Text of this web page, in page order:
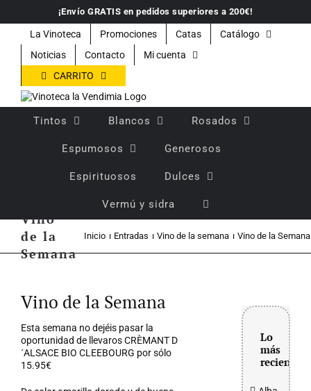
contenido
¡Envío GRATIS en pedidos superiores a 200€!
La Vinoteca Promociones Catas
Catálogo
Noticias
Contacto
Mi cuenta
CARRITO
Tintos Blancos Rosados
Espumosos Generosos
Espirituosos Dulces
Vermú y sidra
Vino
de la
Semana
Inicio Entradas Vino de la semana Vino de la Semana
más
Vino de la Semana
Esta semana no dejéis pasar la
oportunidad de llevaros CRÈMANT D
´ALSACE BIO CLEEBOURG por sólo
15.95€
Lo
más
reciente